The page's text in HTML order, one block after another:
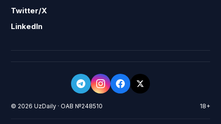
Twitter/X
LinkedIn
© 2026 UzDaily · ОАВ №248510 18+